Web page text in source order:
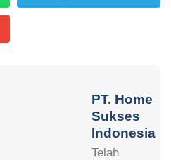
PT. Home
Sukses
Indonesia
Telah